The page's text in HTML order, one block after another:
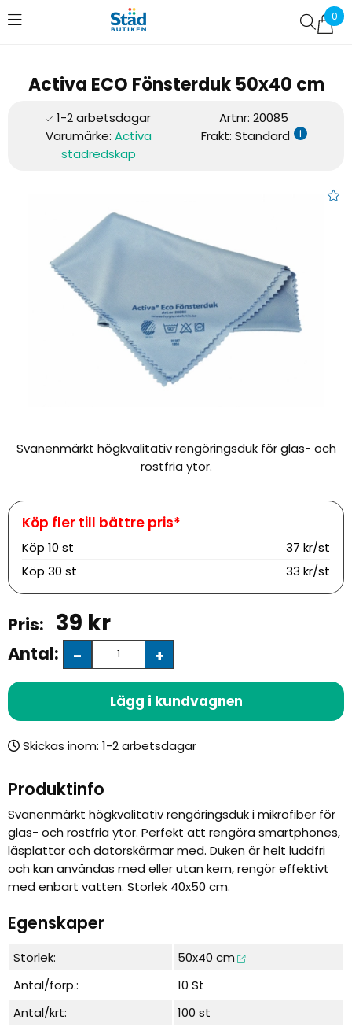
0
Favoriter (0)
Activa ECO Fönsterduk 50x40 cm
Artnr: 20085
Varumärke: Activa
städredskap
Frakt: Standard i
Activa ECO Fönsterduk 50x40
Svanenmärkt högkvalitativ rengöringsduk för glas- och
rostfria ytor.
Köp 10 st
37 kr/st
Köp 30 st 33 kr/st
39 kr
Antal: +
-
Lägg i kundvagnen
Skickas inom:
Produktinfo
Svanenmärkt högkvalitativ rengöringsduk i mikrofiber för
glas- och rostfria ytor. Perfekt att rengöra smartphones,
läsplattor och datorskärmar med. Duken är helt luddfri
och kan användas med eller utan kem, rengör effektivt
med enbart vatten. Storlek 40x50 cm.
Egenskaper
Storlek:
50x40 cm
Antal/förp.:
10 St
Antal/krt:
100 st